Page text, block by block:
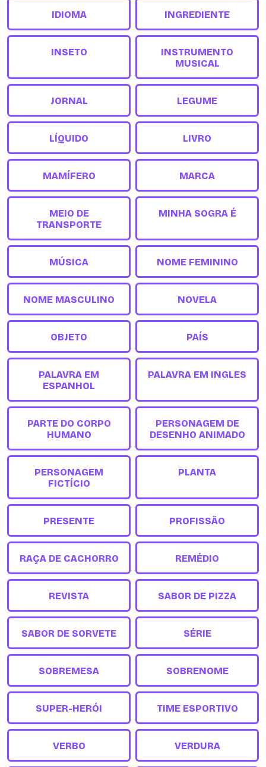
IDIOMA INGREDIENTE
INSETO
INSTRUMENTO
MUSICAL
JORNAL LEGUME
LÍQUIDO LIVRO
MAMÍFERO MARCA
MEIO DE
TRANSPORTE
MINHA SOGRA É
MÚSICA NOME FEMININO
NOME MASCULINO NOVELA
OBJETO PAÍS
PALAVRA EM
ESPANHOL
PALAVRA EM INGLES
PARTE DO CORPO
HUMANO
PERSONAGEM DE
DESENHO ANIMADO
PERSONAGEM
FICTÍCIO
PLANTA
PRESENTE PROFISSÃO
RAÇA DE CACHORRO REMÉDIO
REVISTA SABOR DE PIZZA
SABOR DE SORVETE SÉRIE
SOBREMESA SOBRENOME
SUPER-HERÓI TIME ESPORTIVO
VERBO VERDURA